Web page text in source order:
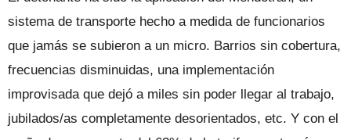
sistema de transporte hecho a medida de funcionarios
que jamás se subieron a un micro. Barrios sin cobertura,
frecuencias disminuidas, una implementación
improvisada que dejó a miles sin poder llegar al trabajo,
jubilados/as completamente desorientados, etc. Y con el